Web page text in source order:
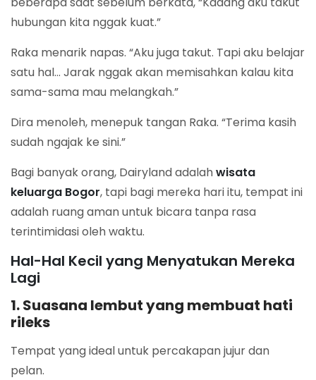
hubungan kita nggak kuat.”
Raka menarik napas. “Aku juga takut. Tapi aku belajar
satu hal… Jarak nggak akan memisahkan kalau kita
sama-sama mau melangkah.”
Dira menoleh, menepuk tangan Raka. “Terima kasih
sudah ngajak ke sini.”
Bagi banyak orang, Dairyland adalahwisata
keluarga Bogor, tapi bagi mereka hari itu, tempat ini
adalah ruang aman untuk bicara tanpa rasa
terintimidasi oleh waktu.
Hal-Hal Kecil yang Menyatukan Mereka
Lagi
1. Suasana lembut yang membuat hati
rileks
Tempat yang ideal untuk percakapan jujur dan
pelan.